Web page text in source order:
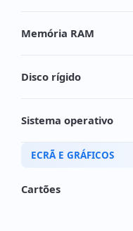
Memória RAM
Disco rígido
Sistema operativo
ECRÃ E GRÁFICOS
Cartões